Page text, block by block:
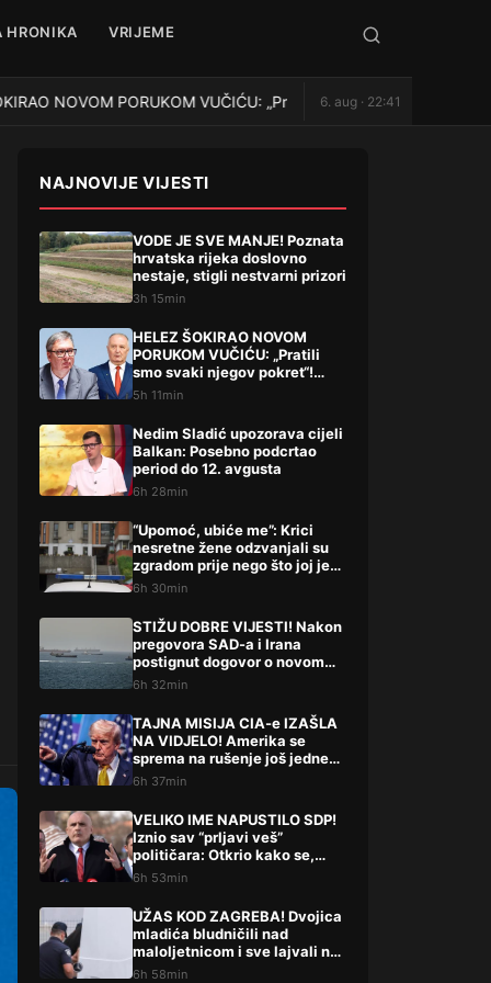
HRONIKA VRIJEME
NOVOM PORUKOM VUČIĆU: „Pratili smo svaki njegov
6. aug · 22:41
NAJNOVIJE VIJESTI
VODE JE SVE MANJE! Poznata
hrvatska rijeka doslovno
nestaje, stigli nestvarni prizori
3h 15min
HELEZ ŠOKIRAO NOVOM
PORUKOM VUČIĆU: „Pratili
smo svaki njegov pokret“!
Pominjao i hapšenje, stigao
5h 11min
Nedim Sladić upozorava cijeli
Balkan: Posebno podcrtao
period do 12. avgusta
6h 28min
“Upomoć, ubiće me”: Krici
nesretne žene odzvanjali su
zgradom prije nego što joj je
život oduzeo sin
6h 30min
STIŽU DOBRE VIJESTI! Nakon
pregovora SAD-a i Irana
postignut dogovor o novom
potezu
6h 32min
TAJNA MISIJA CIA-e IZAŠLA
NA VIDJELO! Amerika se
sprema na rušenje još jedne
države
6h 37min
VELIKO IME NAPUSTILO SDP!
Iznio sav “prljavi veš”
političara: Otkrio kako se,
kako tvrdi, radi iza leđa
6h 53min
UŽAS KOD ZAGREBA! Dvojica
mladića bludničili nad
maloljetnicom i sve lajvali na
netu: “Stari te gleda u lajvu”
6h 58min